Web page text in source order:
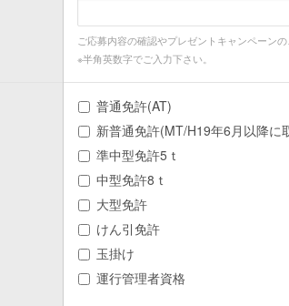
ご応募内容の確認やプレゼントキャンペーン
※半角英数字でご入力下さい。
普通免許(AT)
新普通免許(MT/H19年6月以降に
準中型免許5ｔ
中型免許8ｔ
大型免許
けん引免許
玉掛け
運行管理者資格